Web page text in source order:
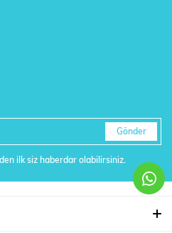
Gönder
ilk siz haberdar olabilirsiniz.